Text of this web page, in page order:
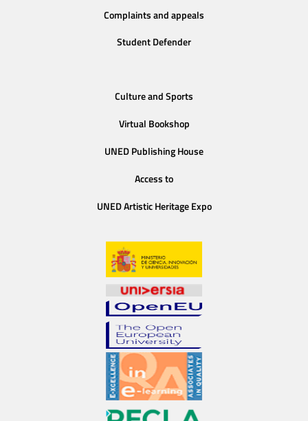
Complaints and appeals
Student Defender
Culture and Sports
Virtual Bookshop
UNED Publishing House
Access to
UNED Artistic Heritage Expo